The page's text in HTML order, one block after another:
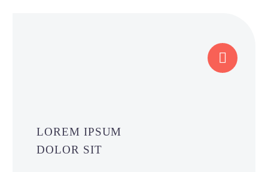


LOREM IPSUM
DOLOR SIT